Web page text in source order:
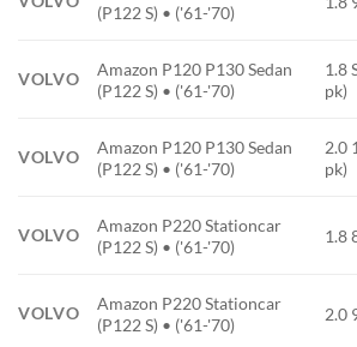
(P122 S) • ('61-'70)
VOLVO
Amazon P120 P130 Sedan
(P122 S) • ('61-'70)
1.8
pk)
VOLVO
Amazon P120 P130 Sedan
(P122 S) • ('61-'70)
2.0
pk)
VOLVO
Amazon P220 Stationcar
(P122 S) • ('61-'70)
1.8
VOLVO
Amazon P220 Stationcar
(P122 S) • ('61-'70)
2.0